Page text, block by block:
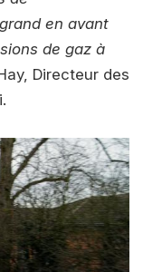
en avant
de gaz à
Directeur des